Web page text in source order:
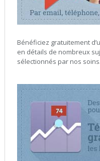
Bénéficiez gratuitement
en détails de nombreux
sélectionnés par nos soins.